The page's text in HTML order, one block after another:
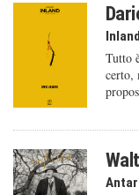
Tutto
certo,